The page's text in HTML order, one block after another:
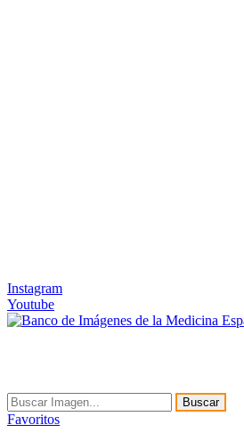
Instagram
Youtube
Buscar
Favoritos